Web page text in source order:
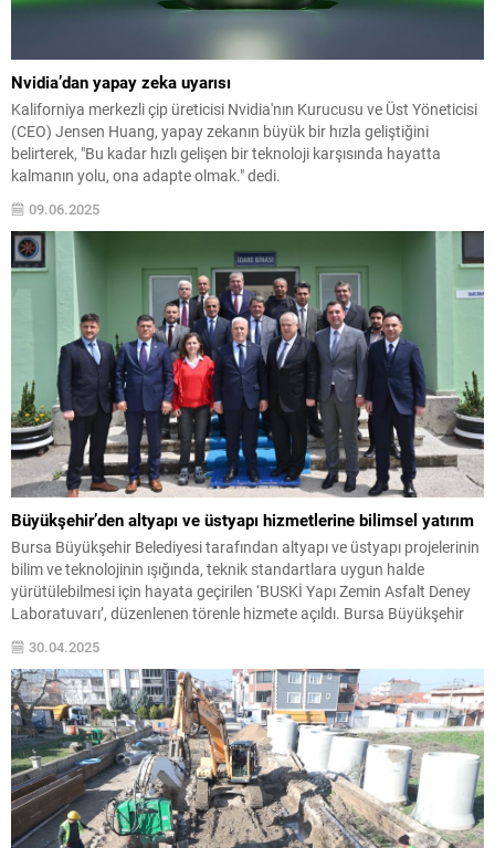
Nvidia’dan yapay zeka uyarısı
Kaliforniya merkezli çip üreticisi Nvidia'nın Kurucusu ve Üst Yöneticisi
(CEO) Jensen Huang, yapay zekanın büyük bir hızla geliştiğini
belirterek, "Bu kadar hızlı gelişen bir teknoloji karşısında hayatta
kalmanın yolu, ona adapte olmak." dedi.
09.06.2025
Büyükşehir’den altyapı ve üstyapı hizmetlerine bilimsel yatırım
Bursa Büyükşehir Belediyesi tarafından altyapı ve üstyapı projelerinin
bilim ve teknolojinin ışığında, teknik standartlara uygun halde
yürütülebilmesi için hayata geçirilen ‘BUSKİ Yapı Zemin Asfalt Deney
Laboratuvarı’, düzenlenen törenle hizmete açıldı. Bursa Büyükşehir
yatırımı daha kente kazandırdı. Altyapı projelerindeki kalitenin,
uygulamadaki yeterliliğin, kullanılan malzemelerin...
30.04.2025